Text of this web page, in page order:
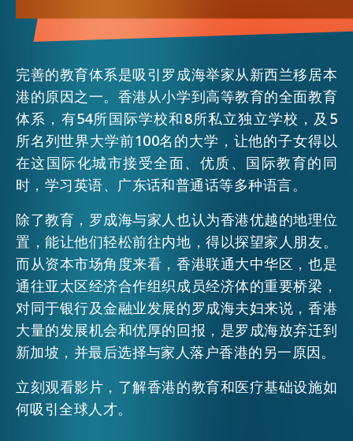
最新消息
关于我们
常见问题
联络我们
EN 繁
WHATSAPP
WECHAT
EMAIL
完善的教育体系是吸引罗成海举家从新西兰移居本
港的原因之一。香港从小学到高等教育的全面教育
体系，有54所国际学校和8所私立独立学校，及5
所名列世界大学前100名的大学，让他的子女得以
在这国际化城市接受全面、优质、国际教育的同
时，学习英语、广东话和普通话等多种语言。
除了教育，罗成海与家人也认为香港优越的地理位
置，能让他们轻松前往内地，得以探望家人朋友。
而从资本市场角度来看，香港联通大中华区，也是
通往亚太区经济合作组织成员经济体的重要桥梁，
对同于银行及金融业发展的罗成海夫妇来说，香港
大量的发展机会和优厚的回报，是罗成海放弃迁到
新加坡，并最后选择与家人落户香港的另一原因。
立刻观看影片，了解香港的教育和医疗基础设施如
何吸引全球人才。